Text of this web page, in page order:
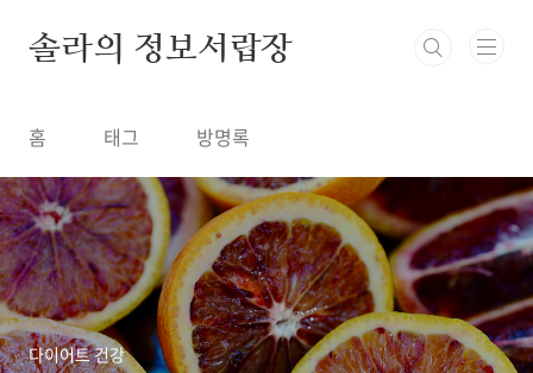
솔라의 정보서랍장
홈 태그 방명록
다이어트 건강